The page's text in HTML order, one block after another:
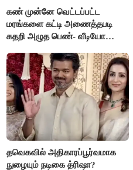
கண் முன்னே வெட்டப்பட்ட
மரங்களை கட்டி அணைத்தபடி
கதறி அழுத பெண்- வீடியோ
தவெகவில் அதிகாரப்பூர்வமாக
நுழையும் நடிகை த்ரிஷா?